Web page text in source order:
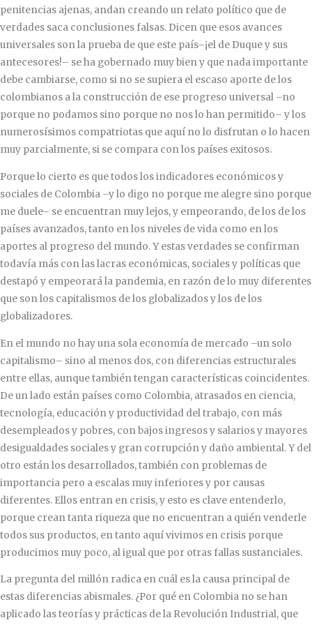
penitencias ajenas, andan creando un relato político que de
verdades saca conclusiones falsas. Dicen que esos avances
universales son la prueba de que este país–¡el de Duque y sus
antecesores!– se ha gobernado muy bien y que nada importante
debe cambiarse, como si no se supiera el escaso aporte de los
colombianos a la construcción de ese progreso universal –no
porque no podamos sino porque no nos lo han permitido– y los
numerosísimos compatriotas que aquí no lo disfrutan o lo hacen
muy parcialmente, si se compara con los países exitosos.
Porque lo cierto es que todos los indicadores económicos y
sociales de Colombia –y lo digo no porque me alegre sino porque
me duele– se encuentran muy lejos, y empeorando, de los de los
países avanzados, tanto en los niveles de vida como en los
aportes al progreso del mundo. Y estas verdades se confirman
todavía más con las lacras económicas, sociales y políticas que
destapó y empeorará la pandemia, en razón de lo muy diferentes
que son los capitalismos de los globalizados y los de los
globalizadores.
En el mundo no hay una sola economía de mercado –un solo
capitalismo– sino al menos dos, con diferencias estructurales
entre ellas, aunque también tengan características coincidentes.
De un lado están países como Colombia, atrasados en ciencia,
tecnología, educación y productividad del trabajo, con más
desempleados y pobres, con bajos ingresos y salarios y mayores
desigualdades sociales y gran corrupción y daño ambiental. Y del
otro están los desarrollados, también con problemas de
importancia pero a escalas muy inferiores y por causas
diferentes. Ellos entran en crisis, y esto es clave entenderlo,
porque crean tanta riqueza que no encuentran a quién venderle
todos sus productos, en tanto aquí vivimos en crisis porque
producimos muy poco, al igual que por otras fallas sustanciales.
La pregunta del millón radica en cuál es la causa principal de
estas diferencias abismales. ¿Por qué en Colombia no se han
aplicado las teorías y prácticas de la Revolución Industrial, que